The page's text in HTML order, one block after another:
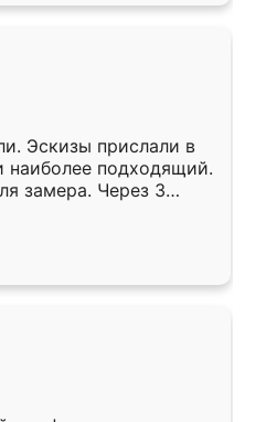
Эскизы прислали в
наиболее подходящий.
замера. Через 3
готова. Остались
Ренессанс
работу!